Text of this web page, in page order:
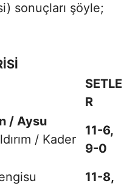
sonuçları şöyle;
SETLE
R
/ Aysu
/ Kader
11-6,
9-0
11-8,